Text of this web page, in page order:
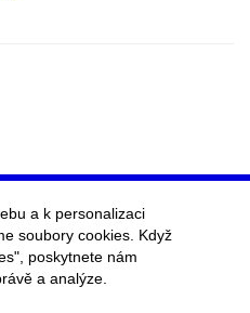
a k personalizaci
soubory cookies. Když
poskytnete nám
a analýze.